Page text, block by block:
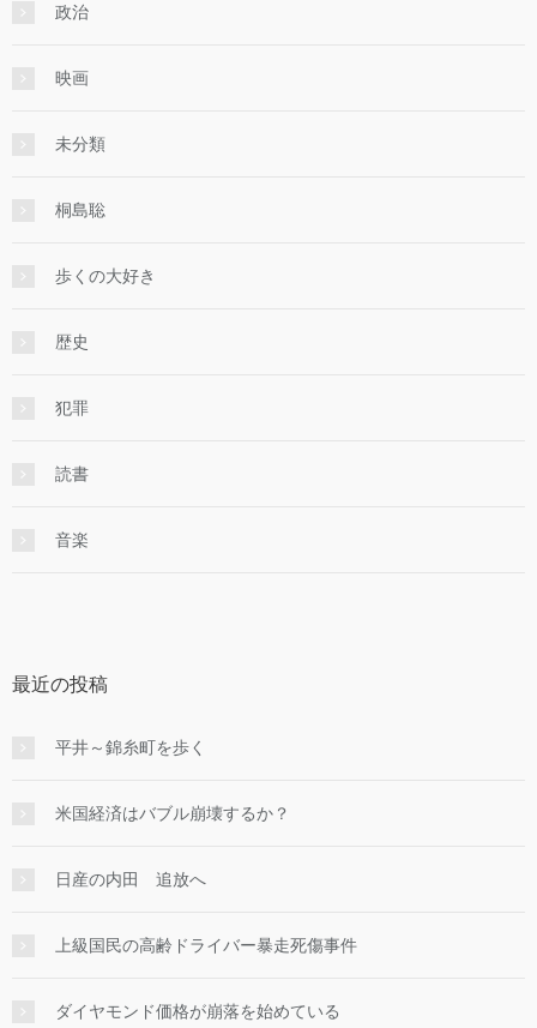
政治
映画
未分類
桐島聡
歩くの大好き
歴史
犯罪
読書
音楽
最近の投稿
平井～錦糸町を歩く
米国経済はバブル崩壊するか？
日産の内田 追放へ
上級国民の高齢ドライバー暴走死傷事件
ダイヤモンド価格が崩落を始めている